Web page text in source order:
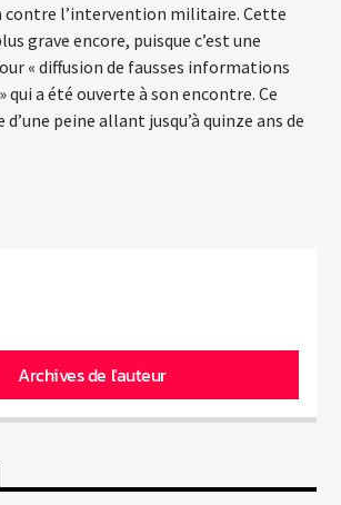
Années 80
contre l’intervention militaire. Cette
grave encore, puisque c’est une
« diffusion de fausses informations
qui a été ouverte à son encontre. Ce
peine allant jusqu’à quinze ans de
Archives de l'auteur